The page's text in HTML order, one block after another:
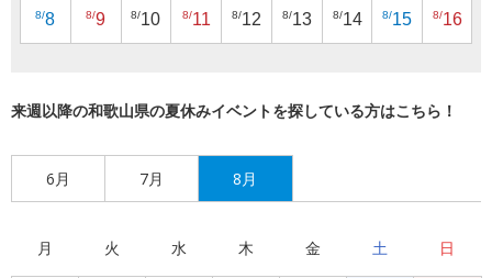
8/8 8/9 8/10 8/11 8/12 8/13 8/14 8/15 8/16
来週以降の和歌山県の夏休みイベントを探している方はこちら！
6月 7月 8月
月 火 水 木 金 土 日